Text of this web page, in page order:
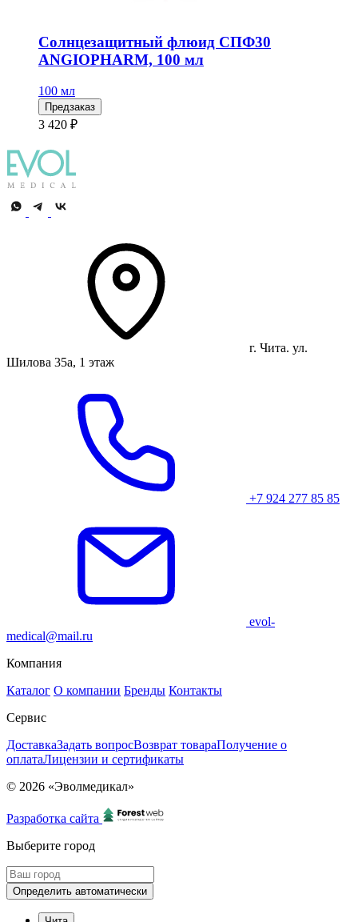
Солнцезащитный флюид СПФ30
ANGIOPHARM, 100 мл
100 мл
Предзаказ
3 420 ₽
г. Чита. ул.
Шилова 35а, 1 этаж
+7 924 277 85 85
evol-
medical@mail.ru
Компания
Каталог О компании Бренды Контакты
Сервис
ДоставкаЗадать вопросВозврат товараПолучение о
оплатаЛицензии и сертификаты
© 2026 «Эволмедикал»
Разработка сайта
Выберите город
Определить автоматически